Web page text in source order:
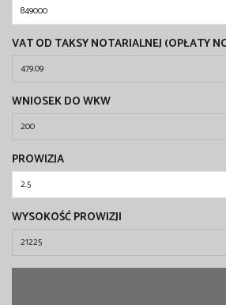
VAT OD TAKSY NOTARIALNEJ (OPŁATY
WNIOSEK DO WKW
PROWIZJA
WYSOKOŚĆ PROWIZJI